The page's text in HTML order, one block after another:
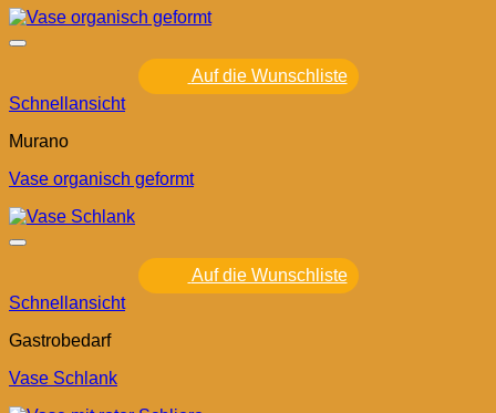
Auf die Wunschliste
Schnellansicht
Murano
Vase organisch geformt
Auf die Wunschliste
Schnellansicht
Gastrobedarf
Vase Schlank